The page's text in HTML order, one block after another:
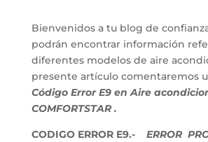
Bienvenidos a tu blog de
podrán encontrar información
diferentes modelos de aire
presente artículo comentaremos
Código Error E9 en Aire
COMFORTSTAR .
CODIGO ERROR E9.-
ERROR